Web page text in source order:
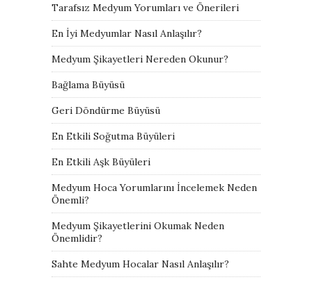
Tarafsız Medyum Yorumları ve Önerileri
En İyi Medyumlar Nasıl Anlaşılır?
Medyum Şikayetleri Nereden Okunur?
Bağlama Büyüsü
Geri Döndürme Büyüsü
En Etkili Soğutma Büyüleri
En Etkili Aşk Büyüleri
Medyum Hoca Yorumlarını İncelemek Neden
Önemli?
Medyum Şikayetlerini Okumak Neden
Önemlidir?
Sahte Medyum Hocalar Nasıl Anlaşılır?